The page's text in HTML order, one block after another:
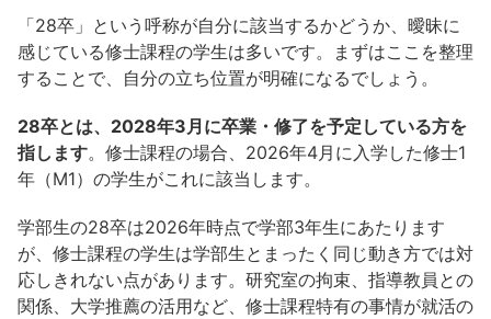
「28卒」という呼称が自分に該当するかどうか、曖昧に
感じている修士課程の学生は多いです。まずはここを整理
することで、自分の立ち位置が明確になるでしょう。
28卒とは、2028年3月に卒業・修了を予定している方を
指します。修士課程の場合、2026年4月に入学した修士1
年（M1）の学生がこれに該当します。
学部生の28卒は2026年時点で学部3年生にあたります
が、修士課程の学生は学部生とまったく同じ動き方では対
応しきれない点があります。研究室の拘束、指導教員との
関係、大学推薦の活用など、修士課程特有の事情が就活の